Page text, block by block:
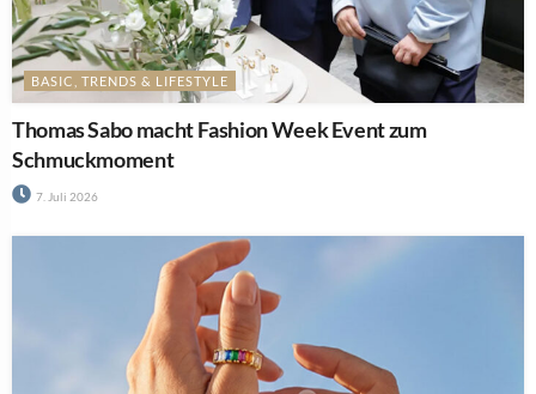
BASIC, TRENDS & LIFESTYLE
Thomas Sabo macht Fashion Week Event zum
Schmuckmoment
7. Juli 2026